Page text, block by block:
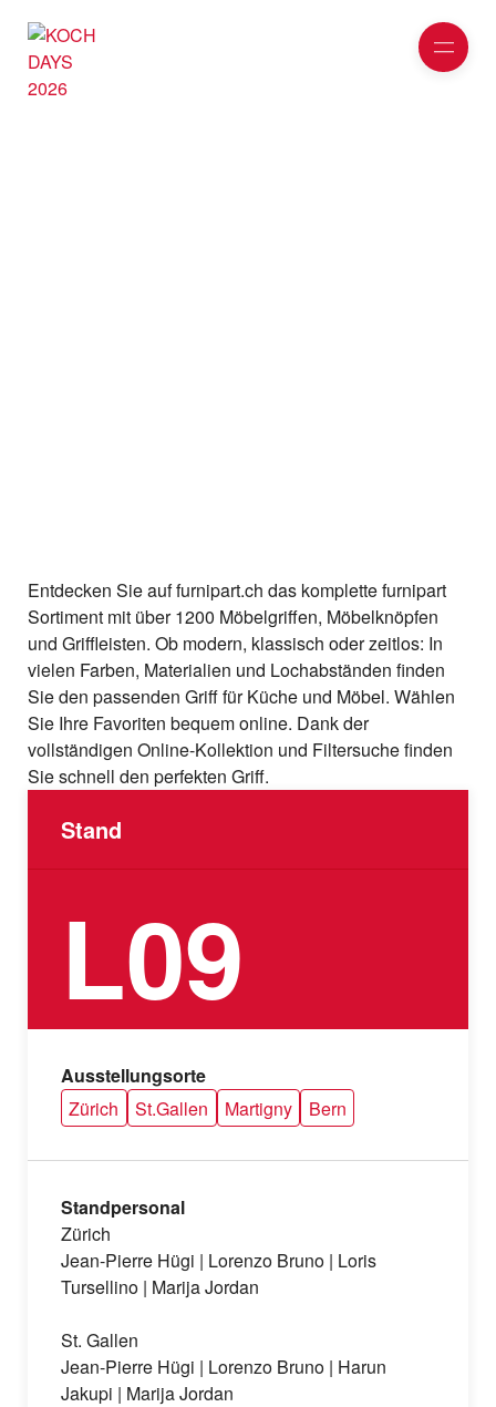
Entdecken Sie auf furnipart.ch das komplette furnipart
Sortiment mit über 1200 Möbelgriffen, Möbelknöpfen
und Griffleisten. Ob modern, klassisch oder zeitlos: In
vielen Farben, Materialien und Lochabständen finden
Sie den passenden Griff für Küche und Möbel. Wählen
Sie Ihre Favoriten bequem online. Dank der
vollständigen Online-Kollektion und Filtersuche finden
Sie schnell den perfekten Griff.
Stand
L09
Ausstellungsorte
Zürich
St.Gallen Martigny Bern
Standpersonal
Zürich
Jean-Pierre Hügi | Lorenzo Bruno | Loris
Tursellino | Marija Jordan
St. Gallen
Jean-Pierre Hügi | Lorenzo Bruno | Harun
Jakupi | Marija Jordan